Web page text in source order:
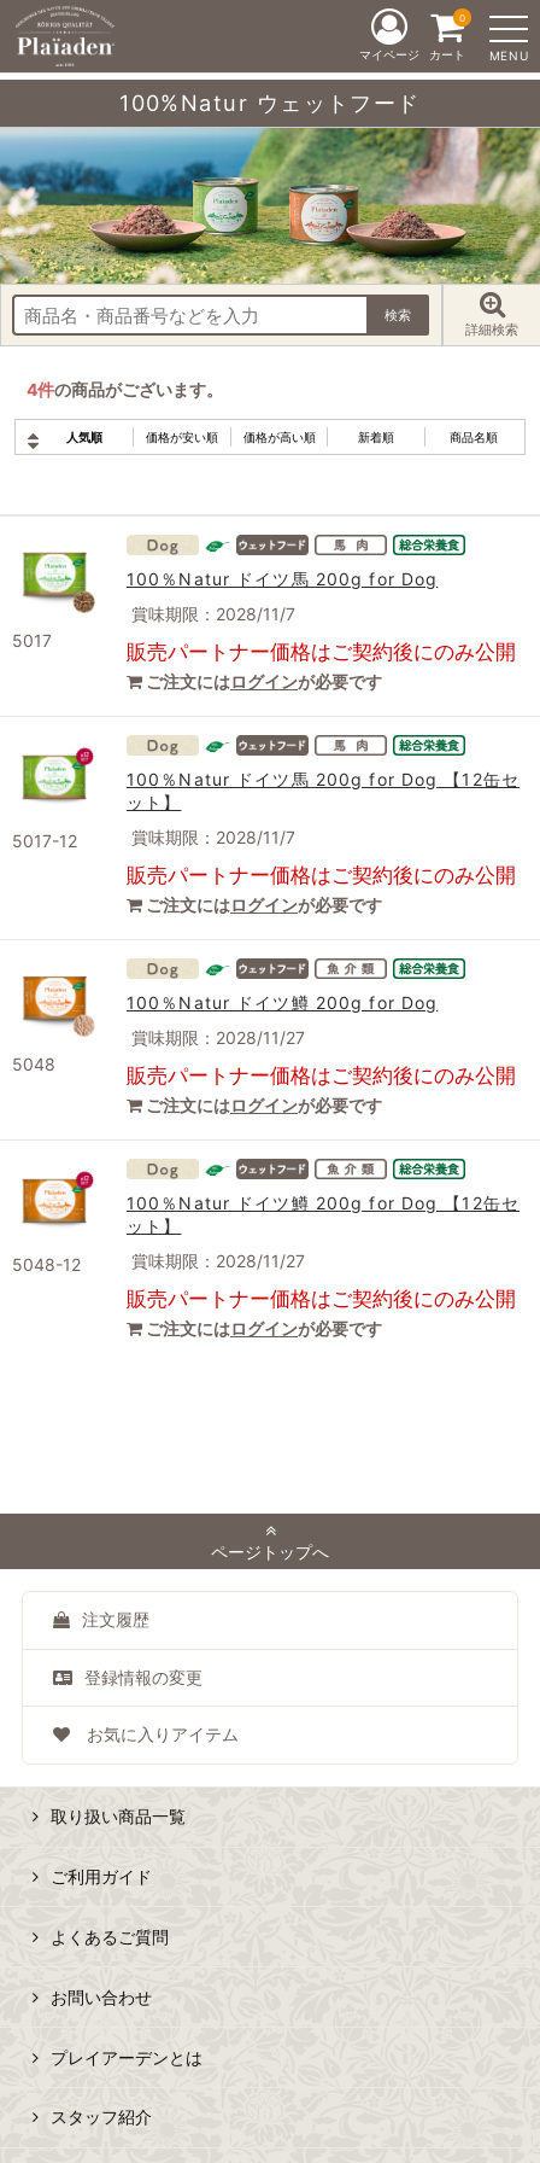
MENU
マイページ カート
0
100%Natur ウェットフード
詳細検索
4件の商品がございます。
人気順 価格が安い順 価格が高い順 新着順 商品名順
5017
100％Natur ドイツ馬 200g for Dog
賞味期限：2028/11/7
販売パートナー価格はご契約後にのみ公開
ご注文にはログインが必要です
5017-12
100％Natur ドイツ馬 200g for Dog 【12缶セ
ット】
賞味期限：2028/11/7
販売パートナー価格はご契約後にのみ公開
ご注文にはログインが必要です
5048
100％Natur ドイツ鱒 200g for Dog
賞味期限：2028/11/27
販売パートナー価格はご契約後にのみ公開
ご注文にはログインが必要です
5048-12
100％Natur ドイツ鱒 200g for Dog 【12缶セ
ット】
賞味期限：2028/11/27
販売パートナー価格はご契約後にのみ公開
ご注文にはログインが必要です
ページトップへ
注文履歴
登録情報の変更
お気に入りアイテム
取り扱い商品一覧
ご利用ガイド
よくあるご質問
お問い合わせ
プレイアーデンとは
スタッフ紹介